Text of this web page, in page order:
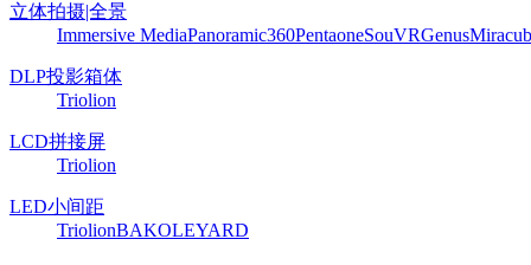
立体拍摄|全景
Immersive MediaPanoramic360PentaoneSouVRGenus
DLP投影箱体
Triolion
LCD拼接屏
Triolion
LED小间距
TriolionBAKOLEYARD